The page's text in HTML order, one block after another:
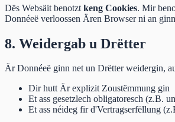
Dës Websäit benotzt keng Cookies. Mir
Donnéeë verloossen Ären Browser ni an
8. Weidergab u Drëtter
Är Donnéeë ginn net un Drëtter weidergin,
Dir hutt Är explizit Zoustëmmung gin
Et ass gesetzlech obligatoresch (z.B.
Et ass néideg fir d'Vertragserfëllung